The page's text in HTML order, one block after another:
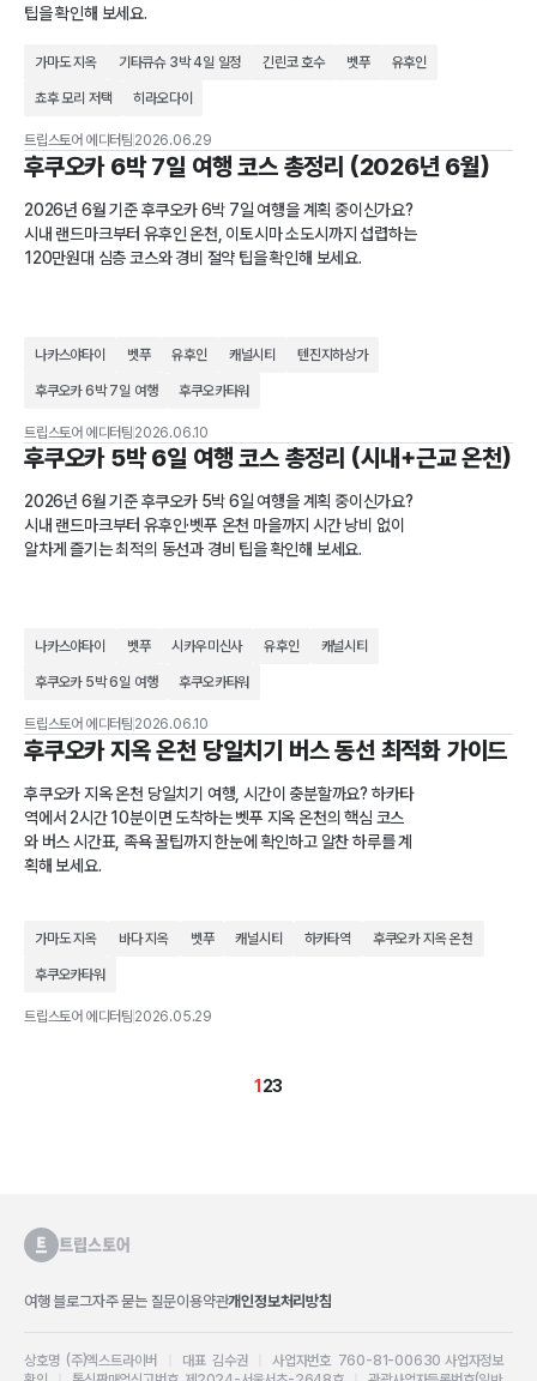
팁을 확인해 보세요.
가마도 지옥 기타큐슈 3박 4일 일정 긴린코 호수 벳푸 유후인
쵸후 모리 저택 히라오다이
트립스토어 에디터팀 2026.06.29
후쿠오카 6박 7일 여행 코스 총정리 (2026년 6월)
2026년 6월 기준 후쿠오카 6박 7일 여행을 계획 중이신가요?
시내 랜드마크부터 유후인 온천, 이토시마 소도시까지 섭렵하는
120만원대 심층 코스와 경비 절약 팁을 확인해 보세요.
나카스야타이 벳푸 유후인 캐널시티 텐진지하상가
후쿠오카 6박 7일 여행 후쿠오카타워
트립스토어 에디터팀 2026.06.10
후쿠오카 5박 6일 여행 코스 총정리 (시내+근교 온천)
2026년 6월 기준 후쿠오카 5박 6일 여행을 계획 중이신가요?
시내 랜드마크부터 유후인·벳푸 온천 마을까지 시간 낭비 없이
알차게 즐기는 최적의 동선과 경비 팁을 확인해 보세요.
나카스야타이 벳푸 시카우미신사 유후인 캐널시티
후쿠오카 5박 6일 여행 후쿠오카타워
트립스토어 에디터팀 2026.06.10
후쿠오카 지옥 온천 당일치기 버스 동선 최적화 가이드
후쿠오카 지옥 온천 당일치기 여행, 시간이 충분할까요? 하카타
역에서 2시간 10분이면 도착하는 벳푸 지옥 온천의 핵심 코스
와 버스 시간표, 족욕 꿀팁까지 한눈에 확인하고 알찬 하루를 계
획해 보세요.
가마도 지옥 바다 지옥 벳푸 캐널시티 하카타역 후쿠오카 지옥 온천
후쿠오카타워
트립스토어 에디터팀 2026.05.29
123
여행 블로그자주 묻는 질문이용약관개인정보처리방침
상호명 (주)엑스트라이버 대표 김수권 |사업자번호 760-81-00630 사업자정보